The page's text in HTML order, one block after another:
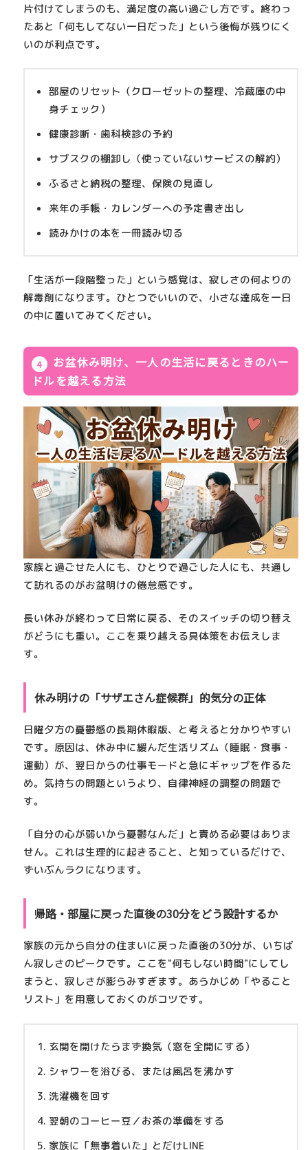
片付けてしまうのも、満足度の高い過ごし方です。終わっ
たあと「何もしてない一日だった」という後悔が残りにく
いのが利点です。
部屋のリセット（クローゼットの整理、冷蔵庫の中
身チェック）
健康診断・歯科検診の予約
サブスクの棚卸し（使っていないサービスの解約）
ふるさと納税の整理、保険の見直し
来年の手帳・カレンダーへの予定書き出し
読みかけの本を一冊読み切る
「生活が一段階整った」という感覚は、寂しさの何よりの
解毒剤になります。ひとつでいいので、小さな達成を一日
の中に置いてみてください。
お盆休み明け、一人の生活に戻るときのハー
ドルを越える方法
家族と過ごせた人にも、ひとりで過ごした人にも、共通し
て訪れるのがお盆明けの倦怠感です。
長い休みが終わって日常に戻る、そのスイッチの切り替え
がどうにも重い。ここを乗り越える具体策をお伝えしま
す。
休み明けの「サザエさん症候群」的気分の正体
日曜夕方の憂鬱感の長期休暇版、と考えると分かりやすい
です。原因は、休み中に緩んだ生活リズム（睡眠・食事・
運動）が、翌日からの仕事モードと急にギャップを作るた
め。 気持ちの問題というより、自律神経の調整の問題で
す。
「自分の心が弱いから憂鬱なんだ」と責める必要はありま
せん。これは生理的に起きること、と知っているだけで、
ずいぶんラクになります。
帰路・部屋に戻った直後の30分をどう設計するか
家族の元から自分の住まいに戻った直後の30分が、いちば
ん寂しさのピークです。ここを"何もしない時間"にしてし
まうと、寂しさが膨らみすぎます。 あらかじめ「やること
リスト」を用意しておく のがコツです。
玄関を開けたらまず換気（窓を全開にする）
シャワーを浴びる、または風呂を沸かす
洗濯機を回す
翌朝のコーヒー豆／お茶の準備をする
家族に「無事着いた」とだけLINE